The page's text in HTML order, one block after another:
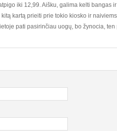
iki 12,99. Aišku, galima kelti bangas
kitą kartą prieiti prie tokio kiosko ir
pati pasirinčiau uogų, bo žynocia,